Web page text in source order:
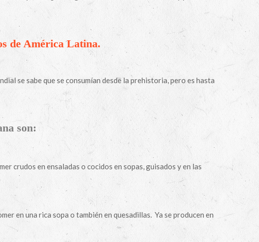
de América Latina.
se sabe que se consumían desde la prehistoria, pero es hasta
son:
crudos en ensaladas o cocidos en sopas, guisados y en las
en una rica sopa o también en quesadillas. Ya se producen en